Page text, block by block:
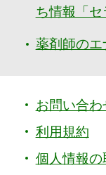
ち情報「セ
薬剤師の
お問い合わ
利用規約
個人情報の